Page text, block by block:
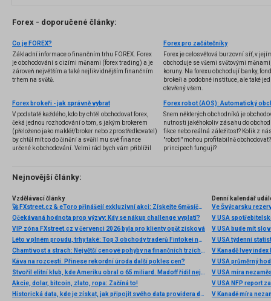
Forex - doporučené články:
Co je FOREX?
Základní informace o finančním trhu FOREX. Forex
je obchodování s cizími měnami (forex trading) a je
zároveň největším a také nejlikvidnějším finančním
trhem na světě.
Forex pro začátečníky
Forex je celosvětová burzovní síť, v
obchoduje se všemi světovými
koruny. Na forexu obchodují banky,
brokeři a podobné instituce, ale také
otevřený všem.
Forex brokeři - jak správně vybrat
V podstatě každého, kdo by chtěl obchodovat forex,
čeká jednou rozhodování o tom, s jakým brokerem
(přeloženo jako makléř/broker nebo zprostředkovatel)
by chtěl mít co do činění a svěřil mu své finance
určené k obchodování. Velmi rád bych vám přiblížil
několik příkladů nejznámějších z nich.
Snem některých obchodníků je
nutnosti jakéhokoliv zásahu do
fikce nebo reálná záležitost? Kolik z
"roboti" mohou profitabilně
principech fungují?
Nejnovější články:
Vzdělávací články
🚀 FXstreet.cz & eToro přinášejí exkluzivní akci: Získejte 6měsíční členství ve VIP zóně ZDARMA
Očekávaná hodnota prop výzvy: Kdy se nákup challenge vyplatí?
VIP zóna FXstreet.cz v červenci 2026 byla pro klienty opět zisková
Léto v plném proudu, trhy také: Top 3 obchody traderů Fintokei na indexech a zlatě
Chamtivost a strach: Největší cenové pohyby na finančních trzích (červenec 2026)
Káva na rozcestí. Přinese rekordní úroda další pokles cen?
Stvořil elitní klub, kde Ameriku obral o 65 miliard. Madoff řídil největší Ponzi dějin
Akcie, dolar, bitcoin, zlato, ropa: Začíná to!
Historická data, kde je získat, jak připojit svého data providera do MultiCharts a proč je budeme potřebovat? (4. díl)
Denní kalendář
Ve Švýcarsku
V USA
V USA bude mít
V USA týdenní
V Kanadě Ivey index
V USA průměrný
V USA míra
V USA NFP report
V Kanadě míra